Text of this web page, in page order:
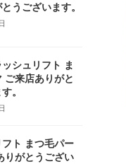
うございます。
シュリフト ま
ご来店ありがと
。
ト まつ毛パー
りがとうござい